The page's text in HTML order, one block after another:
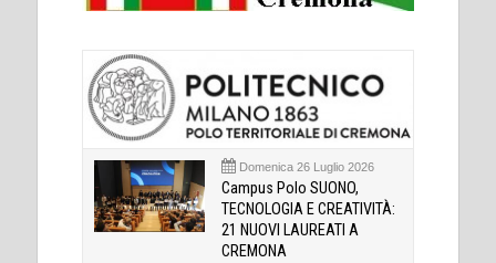
Domenica 26 Luglio 2026
Campus Polo SUONO,
TECNOLOGIA E CREATIVITÀ:
21 NUOVI LAUREATI A
CREMONA